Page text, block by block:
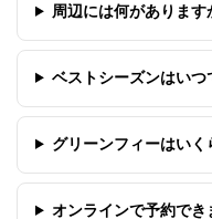
周辺には何があります
ベストシーズンはいつ
グリーンフィーはいく
オンラインで予約でき